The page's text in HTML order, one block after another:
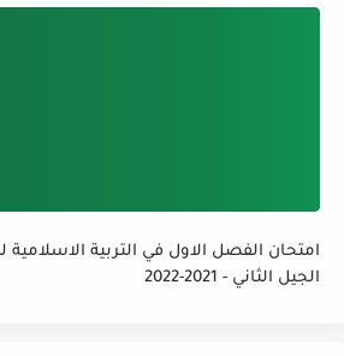
امتحان الفصل الاول في التربية الاسلامية
الجيل الثاني - 2021-2022